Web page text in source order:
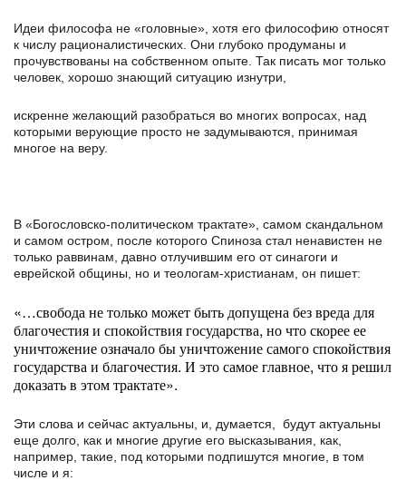
Идеи философа не «головные», хотя его философию относят
к числу рационалистических. Они глубоко продуманы и
прочувствованы на собственном опыте. Так писать мог только
человек, хорошо знающий ситуацию изнутри,
искренне желающий разобраться во многих вопросах, над
которыми верующие просто не задумываются, принимая
многое на веру.
В «Богословско-политическом трактате», самом скандальном
и самом остром, после которого Спиноза стал ненавистен не
только раввинам, давно отлучившим его от синагоги и
еврейской общины, но и теологам-христианам, он пишет:
«…свобода не только может быть допущена без вреда для
благочестия и спокойствия государства, но что скорее ее
уничтожение означало бы уничтожение самого спокойствия
государства и благочестия. И это самое главное, что я решил
доказать в этом трактате».
Эти слова и сейчас актуальны, и, думается, будут актуальны
еще долго, как и многие другие его высказывания, как,
например, такие, под которыми подпишутся многие, в том
числе и я: